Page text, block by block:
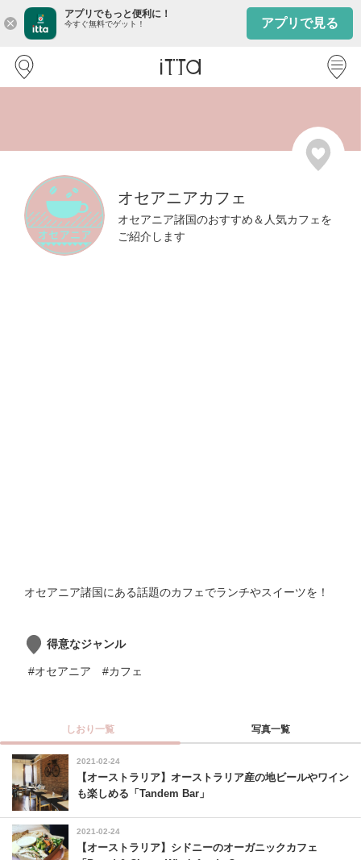
close
アプリでもっと便利に！
今すぐ無料でゲット！ アプリで見る
オセアニアカフェ
オセアニア諸国のおすすめ＆人気カフェを
ご紹介します
オセアニア諸国にある話題のカフェでランチやスイーツを！
得意なジャンル
#オセアニア #カフェ
しおり一覧 写真一覧
2021-02-24
【オーストラリア】オーストラリア産の地ビールやワイン
も楽しめる「Tandem Bar」
2021-02-24
【オーストラリア】シドニーのオーガニックカフェ